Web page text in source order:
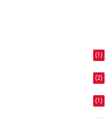
(1)
(2)
(1)